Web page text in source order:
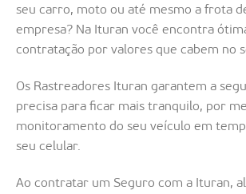
seu carro, moto ou até mesmo a frota
empresa? Na Ituran você encontra
contratação por valores que cabem no
Os Rastreadores Ituran garantem a
precisa para ficar mais tranquilo, por
monitoramento do seu veículo em
seu celular.
Ao contratar um Seguro com a Ituran,